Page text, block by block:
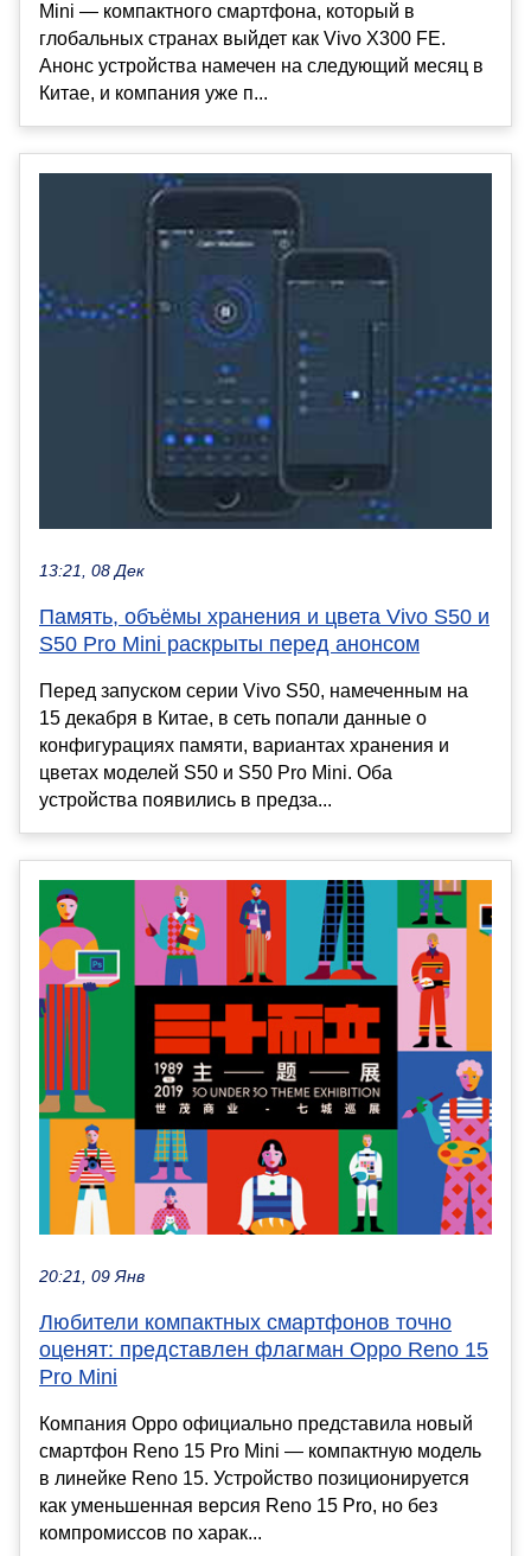
Mini — компактного смартфона, который в
глобальных странах выйдет как Vivo X300 FE.
Анонс устройства намечен на следующий месяц в
Китае, и компания уже п...
13:21, 08 Дек
Память, объёмы хранения и цвета Vivo S50 и
S50 Pro Mini раскрыты перед анонсом
Перед запуском серии Vivo S50, намеченным на
15 декабря в Китае, в сеть попали данные о
конфигурациях памяти, вариантах хранения и
цветах моделей S50 и S50 Pro Mini. Оба
устройства появились в предза...
20:21, 09 Янв
Любители компактных смартфонов точно
оценят: представлен флагман Oppo Reno 15
Pro Mini
Компания Oppo официально представила новый
смартфон Reno 15 Pro Mini — компактную модель
в линейке Reno 15. Устройство позиционируется
как уменьшенная версия Reno 15 Pro, но без
компромиссов по харак...